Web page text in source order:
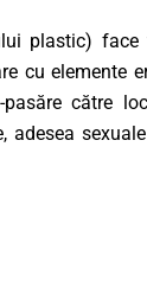
plastic) face
cu elemente
către